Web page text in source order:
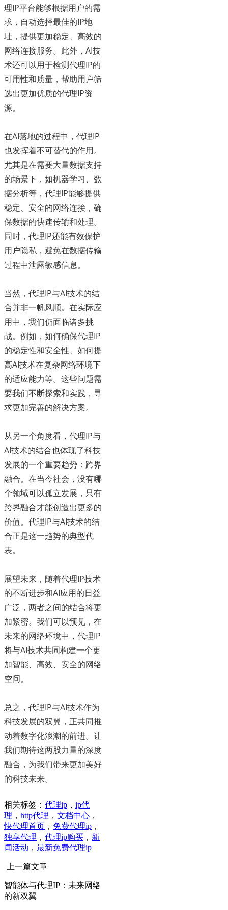
理IP平台能够根据用户的需
求，自动选择最佳的IP地
址，提供更加稳定、高效的
网络连接服务。此外，AI技
术还可以用于检测代理IP的
可用性和质量，帮助用户筛
选出更加优质的代理IP资
源。
在AI落地的过程中，代理IP
也发挥着不可替代的作用。
尤其是在需要大量数据支持
的场景下，如机器学习、数
据分析等，代理IP能够提供
稳定、安全的网络连接，确
保数据的快速传输和处理。
同时，代理IP还能有效保护
用户隐私，避免在数据传输
过程中泄露敏感信息。
当然，代理IP与AI技术的结
合并非一帆风顺。在实际应
用中，我们仍面临诸多挑
战。例如，如何确保代理IP
的稳定性和安全性、如何提
高AI技术在复杂网络环境下
的适应能力等。这些问题需
要我们不断探索和实践，寻
求更加完善的解决方案。
从另一个角度看，代理IP与
AI技术的结合也体现了科技
发展的一个重要趋势：跨界
融合。在当今社会，没有哪
个领域可以孤立发展，只有
跨界融合才能创造出更多的
价值。代理IP与AI技术的结
合正是这一趋势的典型代
表。
展望未来，随着代理IP技术
的不断进步和AI应用的日益
广泛，两者之间的结合将更
加紧密。我们可以预见，在
未来的网络环境中，代理IP
将与AI技术共同构建一个更
加智能、高效、安全的网络
空间。
总之，代理IP与AI技术作为
科技发展的双翼，正共同推
动着数字化浪潮的前进。让
我们期待这两股力量的深度
融合，为我们带来更加美好
的科技未来。
相关标签： 代理ip ， ip代
理 ， http代理 ， 文档中心 ，
快代理首页 ， 免费代理ip ，
独享代理 ， 代理ip购买 ， 新
闻活动 ， 最新免费代理ip
上一篇文章
智能体与代理IP：未来网络
的新双翼